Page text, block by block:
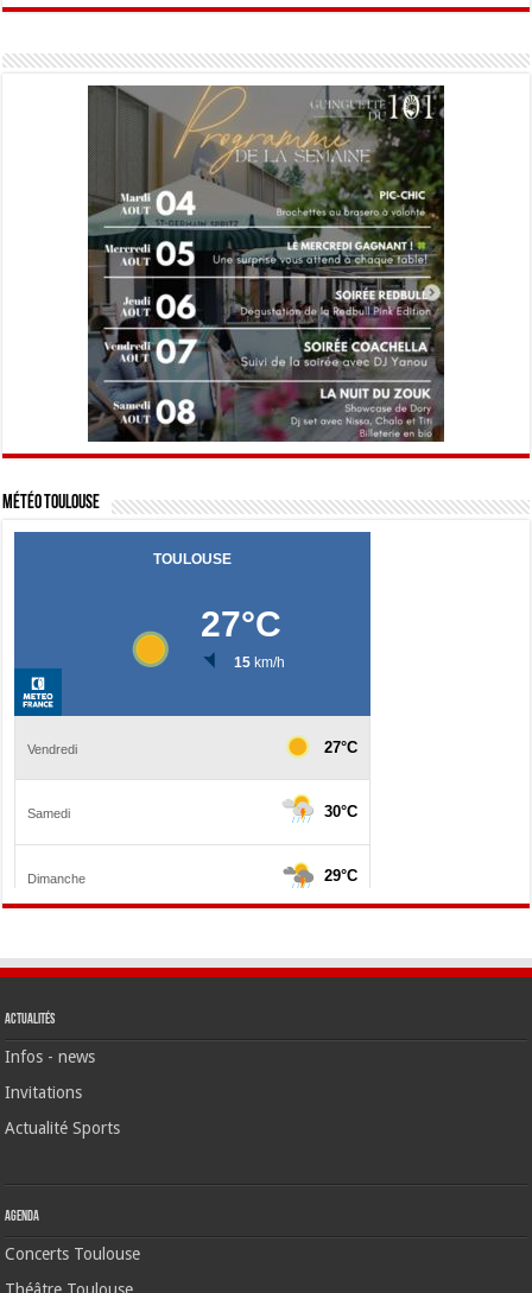
Météo Toulouse
Actualités
Infos - news
Invitations
Actualité Sports
Agenda
Concerts Toulouse